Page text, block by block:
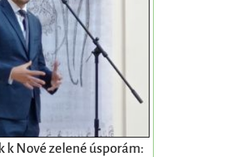
k Nové zelené úsporám: